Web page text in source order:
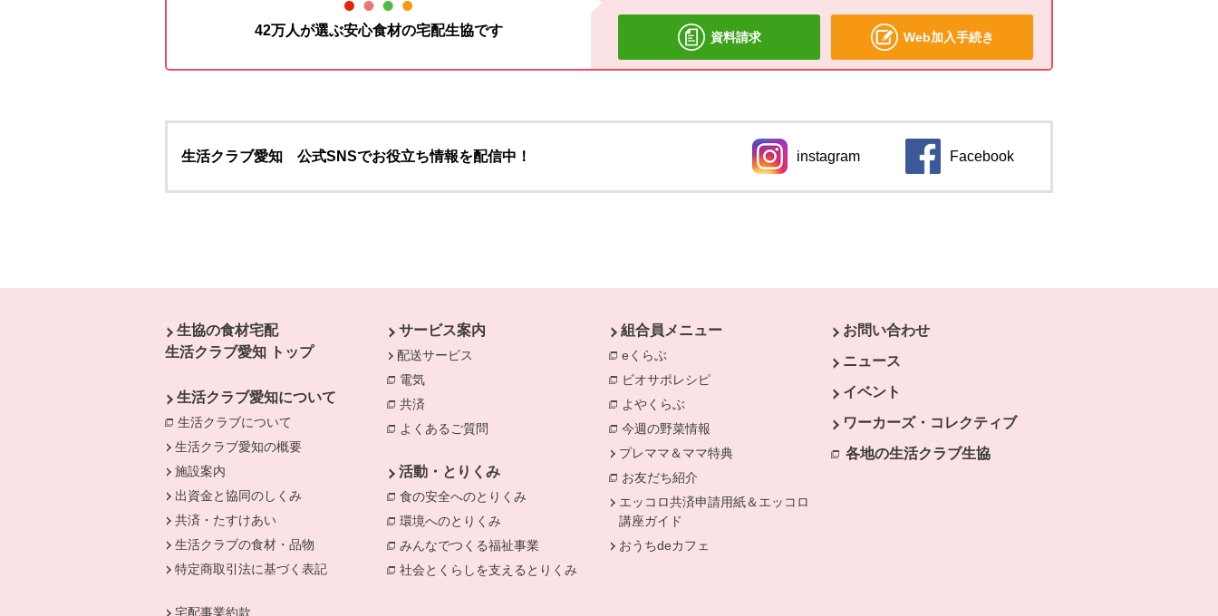
42万人が選ぶ安心食材の宅配生協です 資料請求 Web加入手続き
生活クラブ愛知 公式SNSでお役立ち情報を配信中！ instagram
別のウィンドウで開きます。
Facebook
別のウィンドウで開きます。
生協の食材宅配
生活クラブ愛知 トップ
生活クラブ愛知について
生活クラブについて
別のウィンドウで開きます。
生活クラブ愛知の概要
施設案内
出資金と協同のしくみ
共済・たすけあい
生活クラブの食材・品物
特定商取引法に基づく表記
宅配事業約款
サービス案内
配送サービス
電気
共済
よくあるご質問
別のウィンドウで開きます。
活動・とりくみ
食の安全へのとりくみ 別のウィンドウで開きます。
環境へのとりくみ 別のウィンドウで開きます。
みんなでつくる福祉事業 別のウィンドウで開きます。
社会とくらしを支えるとりくみ
組合員メニュー
eくらぶ
ビオサポレシピ
よやくらぶ 別のウィンドウで開きます。
今週の野菜情報 別のウィンドウで開きます。
プレママ＆ママ特典
お友だち紹介
エッコロ共済申請用紙＆エッコロ
講座ガイド
おうちdeカフェ
お問い合わせ
ニュース
イベント
ワーカーズ・コレクティブ
各地の生活クラブ生協